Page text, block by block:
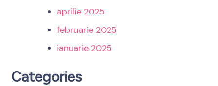
aprilie 2025
februarie 2025
ianuarie 2025
Categories